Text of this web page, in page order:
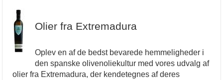
Olier fra Extremadura
Oplev en af de bedst bevarede hemmeligheder i
den spanske olivenoliekultur med vores udvalg af
olier fra Extremadura, der kendetegnes af deres